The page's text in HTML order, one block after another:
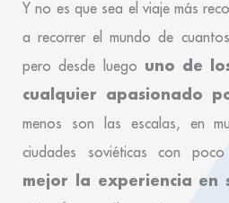
Y no es que sea el viaje más
a recorrer el mundo de
pero desde luego uno de
cualquier apasionado
menos son las escalas, en
ciudades soviéticas con
mejor la experiencia en